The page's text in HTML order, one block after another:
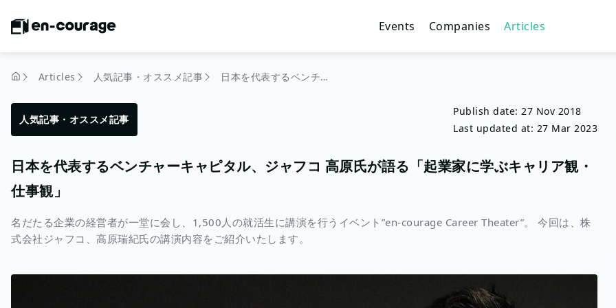
Events Companies Articles
home Articles 人気記事・オススメ記事 日本を代表するベンチャーキャピタル、ジャフコ 高原氏が語る「起業家に学ぶキャリア観・仕事観」
人気記事・オススメ記事
Publish date:27 Nov 2018
Last updated at: 27 Mar 2023
日本を代表するベンチャーキャピタル、ジャフコ 高原氏が語る「起業家に学ぶキャリア観・
仕事観」
名だたる企業の経営者が一堂に会し、1,500人の就活生に講演を行うイベント”en-courage Career Theater”。 今回は、株
式会社ジャフコ、高原瑞紀氏の講演内容をご紹介いたします。